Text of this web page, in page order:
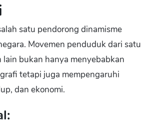
satu pendorong dinamisme
Movemen penduduk dari satu
lain bukan hanya menyebabkan
tetapi juga mempengaruhi
dan ekonomi.